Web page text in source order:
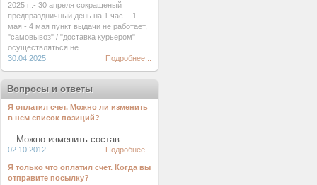
2025 г.:- 30 апреля сокращеный
предпраздничный день на 1 час. - 1
мая - 4 мая пункт выдачи не работает,
"самовывоз" / "доставка курьером"
осуществляться не ...
30.04.2025
Подробнее...
Вопросы и ответы
Я оплатил счет. Можно ли изменить
в нем список позиций?
Можно изменить состав ...
02.10.2012 Подробнее...
Я только что оплатил счет. Когда вы
отправите посылку?